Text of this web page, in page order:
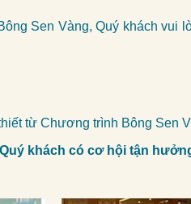
Sen Vàng, Quý khách vui
từ Chương trình Bông Sen
khách có cơ hội tận